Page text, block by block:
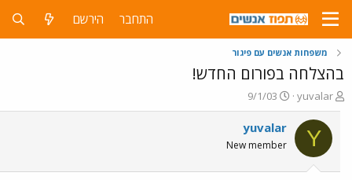
התחבר הירשם
משפחות אנשים עם פיגור
בהצלחה בפורום החדש!
פ
ו
ת
ח
ה
yuvalar
פ
ו
ר
ס
ם
9/1/03
Y
yuvalar
New member